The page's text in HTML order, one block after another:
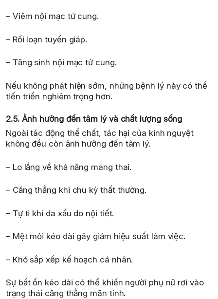
– Viêm nội mạc tử cung.
– Rối loạn tuyến giáp.
– Tăng sinh nội mạc tử cung.
Nếu không phát hiện sớm, những bệnh lý này có thể
tiến triển nghiêm trọng hơn.
2.5. Ảnh hưởng đến tâm lý và chất lượng sống
Ngoài tác động thể chất, tác hại của kinh nguyệt
không đều còn ảnh hưởng đến tâm lý.
– Lo lắng về khả năng mang thai.
– Căng thẳng khi chu kỳ thất thường.
– Tự ti khi da xấu do nội tiết.
– Mệt mỏi kéo dài gây giảm hiệu suất làm việc.
– Khó sắp xếp kế hoạch cá nhân.
Sự bất ổn kéo dài có thể khiến người phụ nữ rơi vào
trạng thái căng thẳng mãn tính.